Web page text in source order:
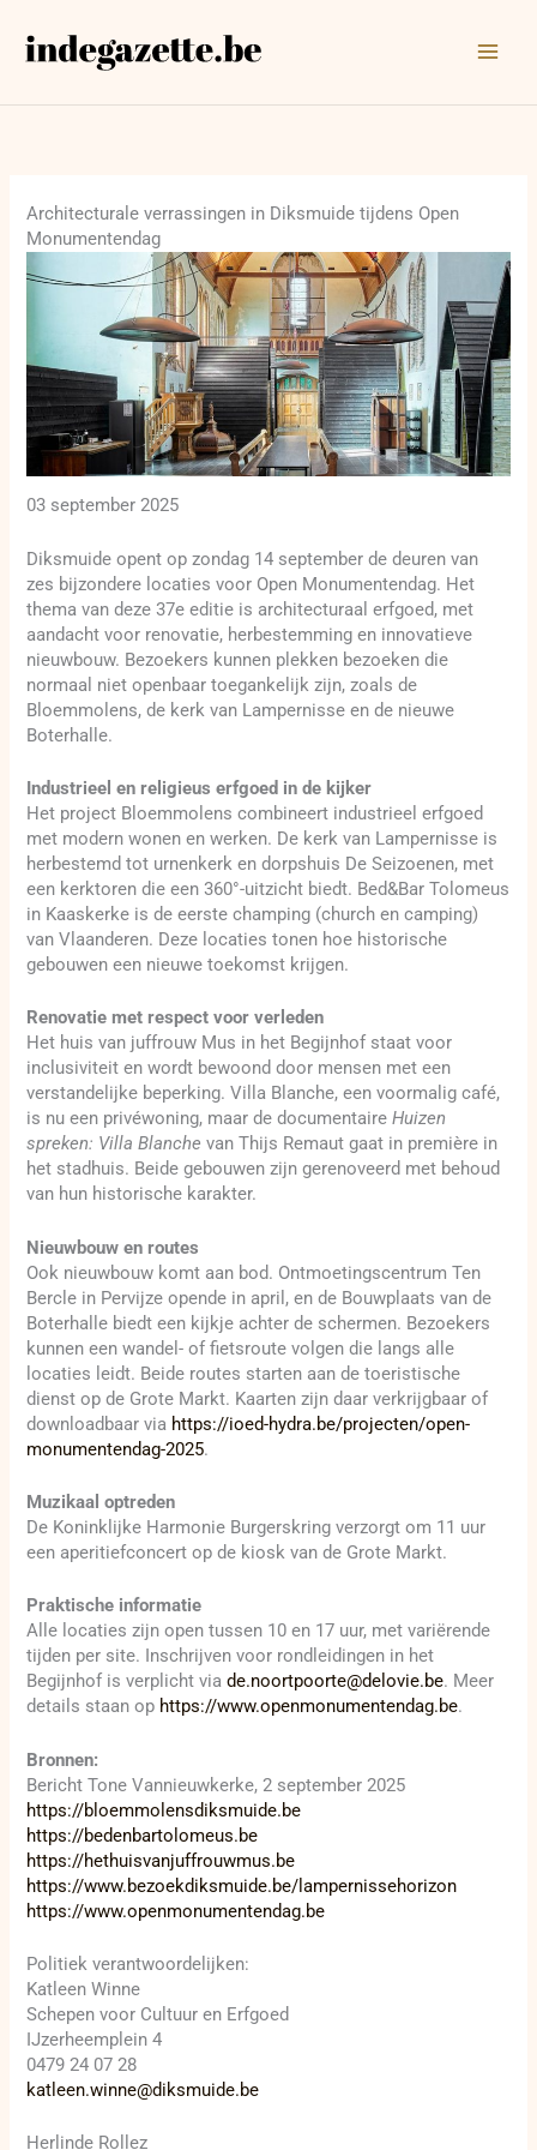
naar
Architecturale verrassingen in Diksmuide tijdens Open
Monumentendag
03 september 2025
Diksmuide opent op zondag 14 september de deuren van
zes bijzondere locaties voor Open Monumentendag. Het
thema van deze 37e editie is architecturaal erfgoed, met
aandacht voor renovatie, herbestemming en innovatieve
nieuwbouw. Bezoekers kunnen plekken bezoeken die
normaal niet openbaar toegankelijk zijn, zoals de
Bloemmolens, de kerk van Lampernisse en de nieuwe
Boterhalle.
Industrieel en religieus erfgoed in de kijker
Het project Bloemmolens combineert industrieel erfgoed
met modern wonen en werken. De kerk van Lampernisse is
herbestemd tot urnenkerk en dorpshuis De Seizoenen, met
een kerktoren die een 360°-uitzicht biedt. Bed&Bar Tolomeus
in Kaaskerke is de eerste champing (church en camping)
van Vlaanderen. Deze locaties tonen hoe historische
gebouwen een nieuwe toekomst krijgen.
Renovatie met respect voor verleden
Het huis van juffrouw Mus in het Begijnhof staat voor
inclusiviteit en wordt bewoond door mensen met een
verstandelijke beperking. Villa Blanche, een voormalig café,
is nu een privéwoning, maar de documentaireHuizen
spreken: Villa Blanche van Thijs Remaut gaat in première in
het stadhuis. Beide gebouwen zijn gerenoveerd met behoud
van hun historische karakter.
Nieuwbouw en routes
Ook nieuwbouw komt aan bod. Ontmoetingscentrum Ten
Bercle in Pervijze opende in april, en de Bouwplaats van de
Boterhalle biedt een kijkje achter de schermen. Bezoekers
kunnen een wandel- of fietsroute volgen die langs alle
locaties leidt. Beide routes starten aan de toeristische
dienst op de Grote Markt. Kaarten zijn daar verkrijgbaar of
downloadbaar via https://ioed-hydra.be/projecten/open-
monumentendag-2025.
Muzikaal optreden
De Koninklijke Harmonie Burgerskring verzorgt om 11 uur
een aperitiefconcert op de kiosk van de Grote Markt.
Praktische informatie
Alle locaties zijn open tussen 10 en 17 uur, met variërende
tijden per site. Inschrijven voor rondleidingen in het
Begijnhof is verplicht viade.noortpoorte@delovie.be. Meer
details staan op https://www.openmonumentendag.be.
Bronnen:
Bericht Tone Vannieuwkerke, 2 september 2025
https://bloemmolensdiksmuide.be
https://bedenbartolomeus.be
https://hethuisvanjuffrouwmus.be
https://www.bezoekdiksmuide.be/lampernissehorizon
https://www.openmonumentendag.be
Politiek verantwoordelijken:
Katleen Winne
Schepen voor Cultuur en Erfgoed
IJzerheemplein 4
0479 24 07 28
katleen.winne@diksmuide.be
Herlinde Rollez